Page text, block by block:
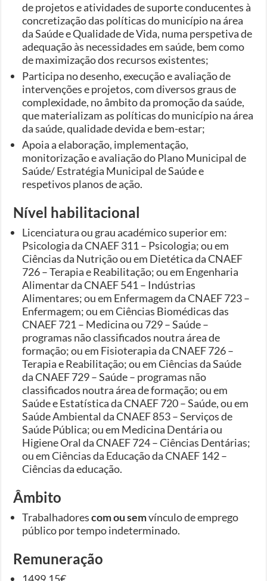
de projetos e atividades de suporte conducentes à
concretização das políticas do município na área
da Saúde e Qualidade de Vida, numa perspetiva de
adequação às necessidades em saúde, bem como
de maximização dos recursos existentes;
Participa no desenho, execução e avaliação de
intervenções e projetos, com diversos graus de
complexidade, no âmbito da promoção da saúde,
que materializam as políticas do município na área
da saúde, qualidade devida e bem-estar;
Apoia a elaboração, implementação,
monitorização e avaliação do Plano Municipal de
Saúde/ Estratégia Municipal de Saúde e
respetivos planos de ação.
Nível habilitacional
Licenciatura ou grau académico superior em:
Psicologia da CNAEF 311 – Psicologia; ou em
Ciências da Nutrição ou em Dietética da CNAEF
726 – Terapia e Reabilitação; ou em Engenharia
Alimentar da CNAEF 541 – Indústrias
Alimentares; ou em Enfermagem da CNAEF 723 –
Enfermagem; ou em Ciências Biomédicas das
CNAEF 721 – Medicina ou 729 – Saúde –
programas não classificados noutra área de
formação; ou em Fisioterapia da CNAEF 726 –
Terapia e Reabilitação; ou em Ciências da Saúde
da CNAEF 729 – Saúde – programas não
classificados noutra área de formação; ou em
Saúde e Estatística da CNAEF 720 – Saúde, ou em
Saúde Ambiental da CNAEF 853 – Serviços de
Saúde Pública; ou em Medicina Dentária ou
Higiene Oral da CNAEF 724 – Ciências Dentárias;
ou em Ciências da Educação da CNAEF 142 –
Ciências da educação.
Âmbito
Trabalhadorescom ou semvínculo de emprego
público por tempo indeterminado.
Remuneração
1499.15€